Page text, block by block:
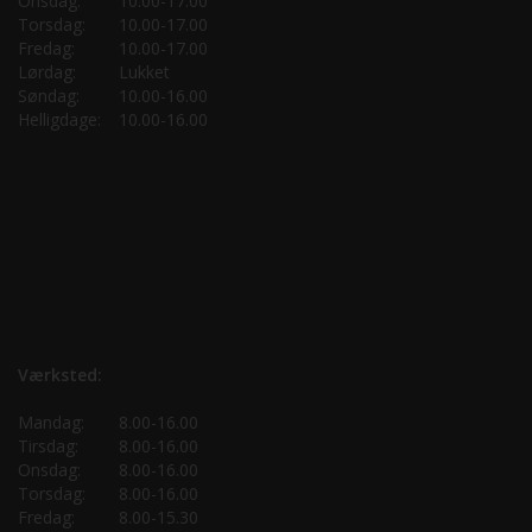
Torsdag:
10.00-17.00
Fredag:
10.00-17.00
Lørdag:
Lukket
Søndag:
10.00-16.00
Helligdage:
10.00-16.00
Værksted:
Mandag:
8.00-16.00
Tirsdag:
8.00-16.00
Onsdag:
8.00-16.00
Torsdag:
8.00-16.00
Fredag:
8.00-15.30